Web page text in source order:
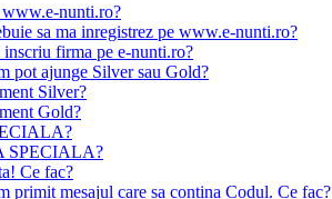
www.e-nunti.ro?
sa ma inregistrez pe www.e-nunti.ro?
firma pe e-nunti.ro?
pot ajunge Silver sau Gold?
Silver?
Gold?
SPECIALA?
Ce fac?
primit mesajul care sa contina Codul. Ce fac?